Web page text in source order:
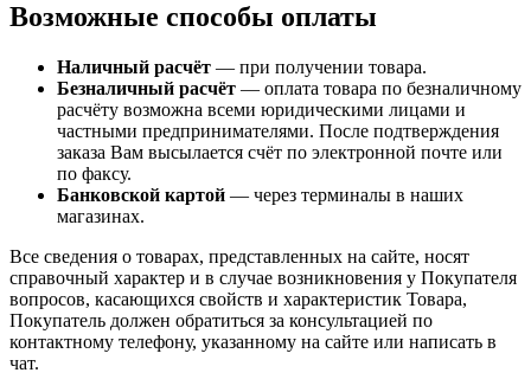
Возможные способы оплаты
Наличный расчёт — при получении товара.
Безналичный расчёт — оплата товара по безналичному
расчёту возможна всеми юридическими лицами и
частными предпринимателями. После подтверждения
заказа Вам высылается счёт по электронной почте или
по факсу.
Банковской картой — через терминалы в наших
магазинах.
Все сведения о товарах, представленных на сайте, носят
справочный характер и в случае возникновения у Покупателя
вопросов, касающихся свойств и характеристик Товара,
Покупатель должен обратиться за консультацией по
контактному телефону, указанному на сайте или написать в
чат.